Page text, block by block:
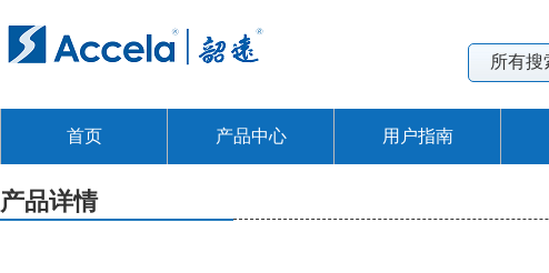
首页 产品中心 用户指南
产品详情